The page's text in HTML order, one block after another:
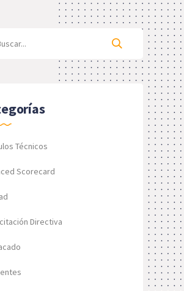
Técnicos
Scorecard
Directiva